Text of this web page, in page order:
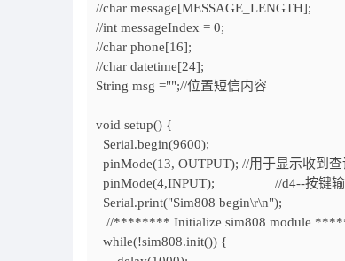
//char message[MESSAGE_LENGTH];
//int messageIndex = 0;
//char phone[16];
//char datetime[24];
String msg ="";//位置短信内容
void setup() {
Serial.begin(9600);
pinMode(13, OUTPUT); //用于显示收到
pinMode(4,INPUT); //d4--按键输
Serial.print("Sim808 begin\r\n");
//******** Initialize sim808 module
while(!sim808.init()) {